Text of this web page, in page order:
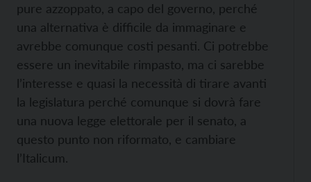
pure azzoppato, a capo del governo, perché
una alternativa è difficile da immaginare e
avrebbe comunque costi pesanti. Ci potrebbe
essere un inevitabile rimpasto, ma ci sarebbe
l’interesse e quasi la necessità di tirare avanti
la legislatura perché comunque si dovrà fare
una nuova legge elettorale per il senato, a
questo punto non riformato, e cambiare
l’Italicum.